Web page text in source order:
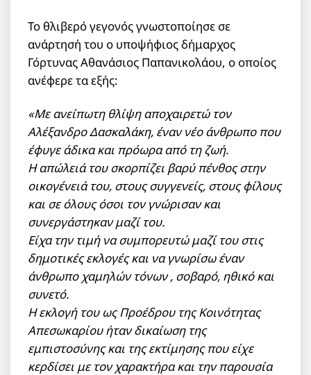
Το θλιβερό γεγονός γνωστοποίησε σε
ανάρτησή του ο υποψήφιος δήμαρχος
Γόρτυνας Αθανάσιος Παπανικολάου, ο οποίος
ανέφερε τα εξής:
«Με ανείπωτη θλίψη αποχαιρετώ τον
Αλέξανδρο Δασκαλάκη, έναν νέο άνθρωπο που
έφυγε άδικα και πρόωρα από τη ζωή.
Η απώλειά του σκορπίζει βαρύ πένθος στην
οικογένειά του, στους συγγενείς, στους φίλους
και σε όλους όσοι τον γνώρισαν και
συνεργάστηκαν μαζί του.
Είχα την τιμή να συμπορευτώ μαζί του στις
δημοτικές εκλογές και να γνωρίσω έναν
άνθρωπο χαμηλών τόνων , σοβαρό, ηθικό και
συνετό.
Η εκλογή του ως Προέδρου της Κοινότητας
Απεσωκαρίου ήταν δικαίωση της
εμπιστοσύνης και της εκτίμησης που είχε
κερδίσει με τον χαρακτήρα και την παρουσία